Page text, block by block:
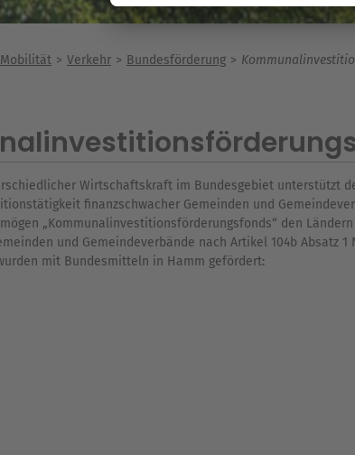
Verkehr Bundesförderung
Wirtschaftskraft im Bundesgebiet unterstützt
finanzschwacher Gemeinden und
„Kommunalinvestitionsförderungsfonds“ den
und Gemeindeverbände nach Artikel 104b Absatz 1
mit Bundesmitteln in Hamm gefördert: